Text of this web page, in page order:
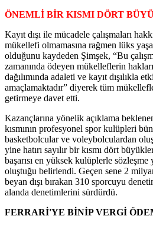
ÖNEMLİ BİR KISMI DÖRT
Kayıt dışı ile mücadele çalışmaları
mükellefi olmamasına rağmen lüks
olduğunu kaydeden Şimşek, “Bu
zamanında ödeyen mükelleflerin
dağılımında adaleti ve kayıt dışılıkla
amaçlamaktadır” diyerek tüm
getirmeye davet etti.
Kazançlarına yönelik açıklama
kısmının profesyonel spor kulüpleri
basketbolcular ve voleybolculardan
yine hatırı sayılır bir kısmı dört
başarısı en yüksek kulüplerle sözleşme
oluştuğu belirlendi. Geçen sene 2
beyan dışı bırakan 310 sporcuyu
alanda denetimlerini sürdürdü.
FERRARİ'YE BİNİP VERGİ